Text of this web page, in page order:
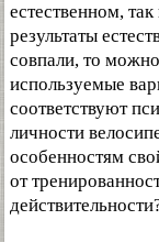
естественном,
результаты
совпали, то
используемые
соответствуют
личности
особенностям
от